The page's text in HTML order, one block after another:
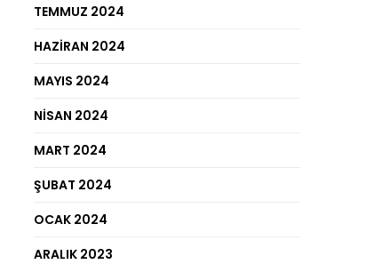
TEMMUZ 2024
HAZIRAN 2024
MAYIS 2024
NISAN 2024
MART 2024
ŞUBAT 2024
OCAK 2024
ARALIK 2023